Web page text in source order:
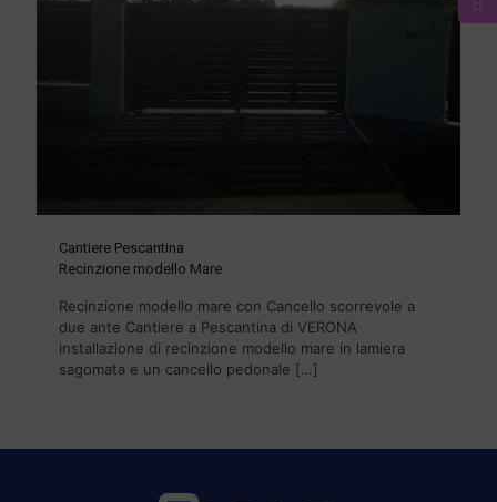
Cantiere Pescantina
Recinzione modello Mare
Recinzione modello mare con Cancello scorrevole a
due ante Cantiere a Pescantina di VERONA
installazione di recinzione modello mare in lamiera
sagomata e un cancello pedonale […]